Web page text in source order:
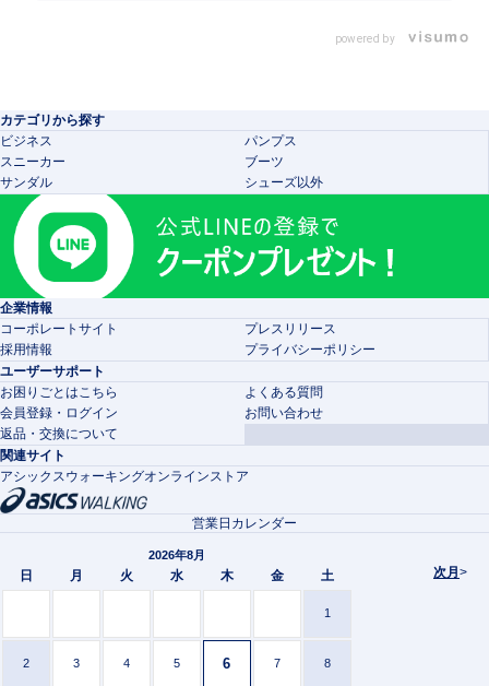
powered by
カテゴリから探す
ビジネス
パンプス
スニーカー
ブーツ
サンダル
シューズ以外
企業情報
コーポレートサイト
プレスリリース
採用情報
プライバシーポリシー
ユーザーサポート
お困りごとはこちら
よくある質問
会員登録・ログイン
お問い合わせ
返品・交換について
関連サイト
アシックスウォーキングオンラインストア
次月>
営業日カレンダー
2026年8月
日 月 火 水 木 金 土
1
2 3 4 5 6 7 8